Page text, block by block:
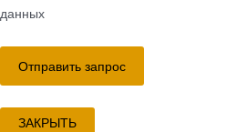
данных
ЗАКРЫТЬ